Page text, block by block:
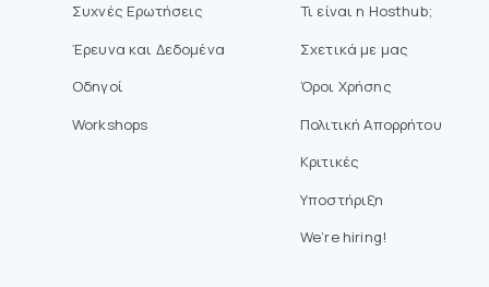
Συχνές Ερωτήσεις
Έρευνα και Δεδομένα
Οδηγοί
Workshops
Τι είναι η Hosthub;
Σχετικά με μας
Όροι Χρήσης
Πολιτική Απορρήτου
Κριτικές
Υποστήριξη
We’re hiring!